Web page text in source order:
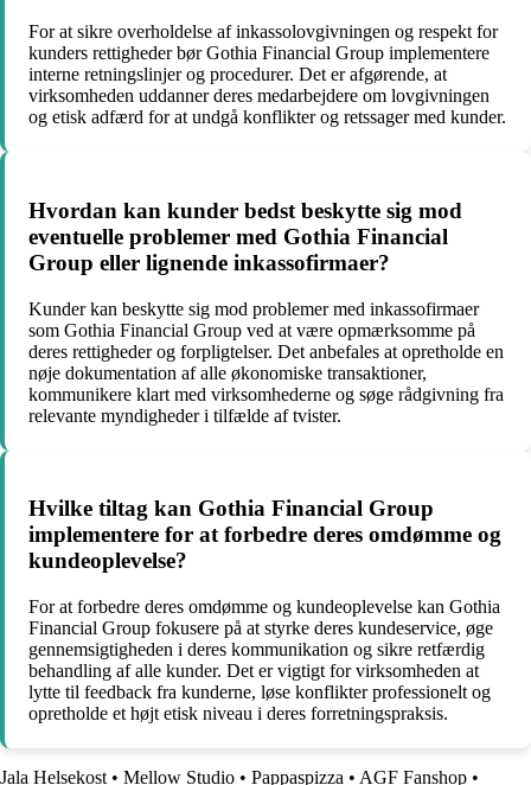
For at sikre overholdelse af inkassolovgivningen og respekt for
kunders rettigheder bør Gothia Financial Group implementere
interne retningslinjer og procedurer. Det er afgørende, at
virksomheden uddanner deres medarbejdere om lovgivningen
og etisk adfærd for at undgå konflikter og retssager med kunder.
Hvordan kan kunder bedst beskytte sig mod
eventuelle problemer med Gothia Financial
Group eller lignende inkassofirmaer?
Kunder kan beskytte sig mod problemer med inkassofirmaer
som Gothia Financial Group ved at være opmærksomme på
deres rettigheder og forpligtelser. Det anbefales at opretholde en
nøje dokumentation af alle økonomiske transaktioner,
kommunikere klart med virksomhederne og søge rådgivning fra
relevante myndigheder i tilfælde af tvister.
Hvilke tiltag kan Gothia Financial Group
implementere for at forbedre deres omdømme og
kundeoplevelse?
For at forbedre deres omdømme og kundeoplevelse kan Gothia
Financial Group fokusere på at styrke deres kundeservice, øge
gennemsigtigheden i deres kommunikation og sikre retfærdig
behandling af alle kunder. Det er vigtigt for virksomheden at
lytte til feedback fra kunderne, løse konflikter professionelt og
opretholde et højt etisk niveau i deres forretningspraksis.
Jala Helsekost • Mellow Studio • Pappaspizza • AGF Fanshop •